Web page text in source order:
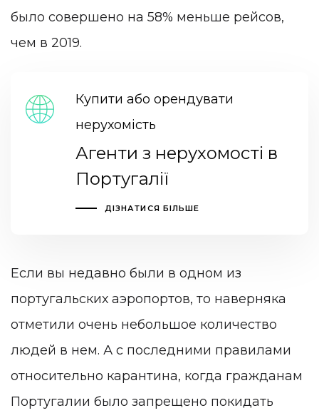
было совершено на 58% меньше рейсов,
чем в 2019.
Купити або орендувати
нерухомість
Агенти з нерухомості в
Португалії
ДІЗНАТИСЯ БІЛЬШЕ
Если вы недавно были в одном из
португальских аэропортов, то наверняка
отметили очень небольшое количество
людей в нем. А с последними правилами
относительно карантина, когда гражданам
Португалии было запрещено покидать